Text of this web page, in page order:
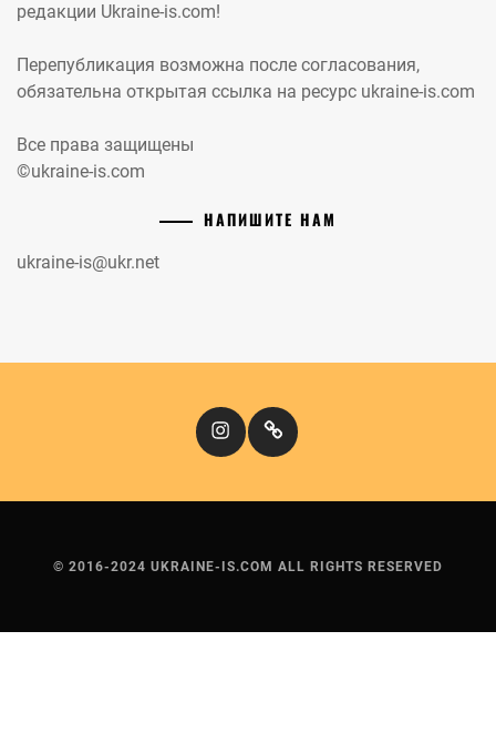
редакции Ukraine-is.com!
Перепубликация возможна после согласования,
обязательна открытая ссылка на ресурс ukraine-is.com
Все права защищены
©ukraine-is.com
НАПИШИТЕ НАМ
ukraine-is@ukr.net
InstagramКіномандри
© 2016-2024 UKRAINE-IS.COM ALL RIGHTS RESERVED